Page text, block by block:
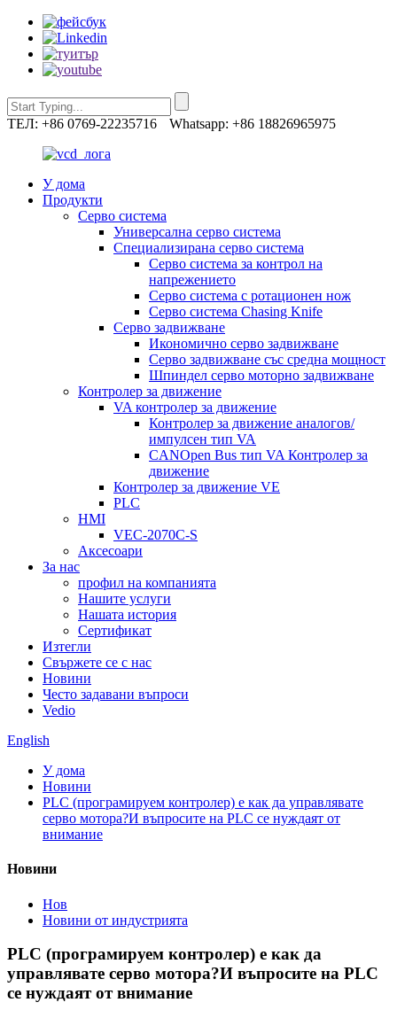
ТЕЛ: +86 0769-22235716 Whatsapp: +86 18826965975
У дома
Продукти
Серво система
Универсална серво система
Специализирана серво система
Серво система за контрол на
напрежението
Серво система с ротационен нож
Серво система Chasing Knife
Серво задвижване
Икономично серво задвижване
Серво задвижване със средна мощност
Шпиндел серво моторно задвижване
Контролер за движение
VA контролер за движение
Контролер за движение аналогов/
импулсен тип VA
CANOpen Bus тип VA Контролер за
движение
Контролер за движение VE
PLC
HMI
VEC-2070C-S
Аксесоари
За нас
профил на компанията
Нашите услуги
Нашата история
Сертификат
Изтегли
Свържете се с нас
Новини
Често задавани въпроси
Vedio
English
У дома
Новини
PLC (програмируем контролер) е как да управлявате
серво мотора?И въпросите на PLC се нуждаят от
внимание
Новини
Нов
Новини от индустрията
PLC (програмируем контролер) е как да
управлявате серво мотора?И въпросите на PLC
се нуждаят от внимание